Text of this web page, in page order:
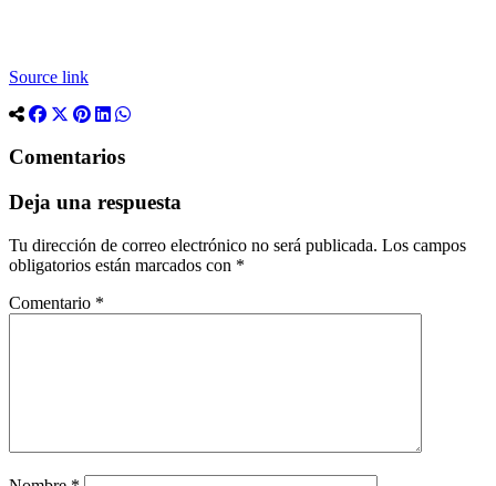
Source link
Comentarios
Deja una respuesta
Tu dirección de correo electrónico no será publicada. Los campos
obligatorios están marcados con *
Comentario *